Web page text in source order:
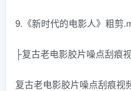
9.《新时代的电影人》粗剪
├复古老电影胶片噪点刮痕
复古老电影胶片噪点刮痕视